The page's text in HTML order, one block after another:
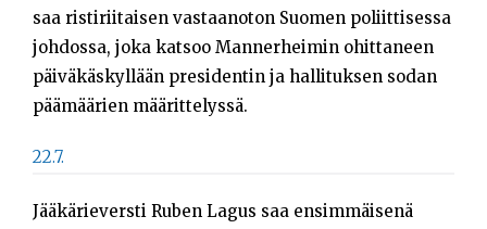
saa ristiriitaisen vastaanoton Suomen poliittisessa
johdossa, joka katsoo Mannerheimin ohittaneen
päiväkäskyllään presidentin ja hallituksen sodan
päämäärien määrittelyssä.
22.7.
Jääkärieversti Ruben Lagus saa ensimmäisenä